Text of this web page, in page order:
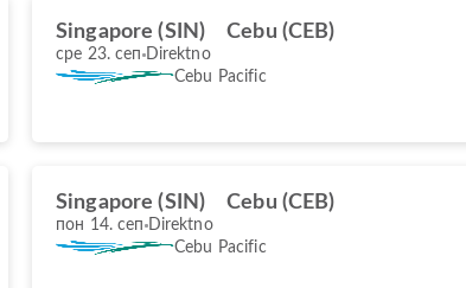
Singapore (SIN) Cebu (CEB)
сре 23. сеп Direktno
Cebu Pacific
Singapore (SIN) Cebu (CEB)
пон 14. сеп Direktno
Cebu Pacific